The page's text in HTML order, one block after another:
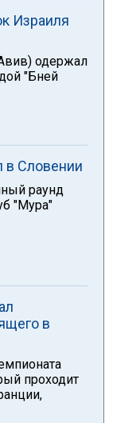
Израиля
одержал
"Бней
в Словении
раунд
"Мура"
в
проходит